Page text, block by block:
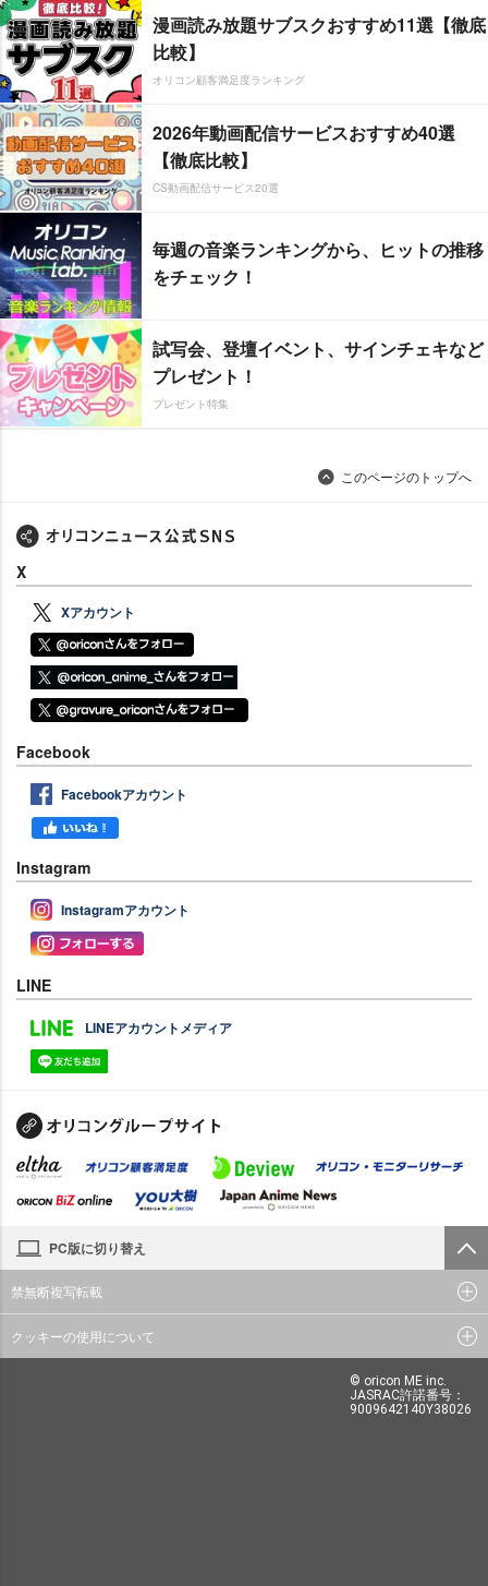
漫画読み放題サブスクおすすめ11選【徹底
比較】
オリコン顧客満足度ランキング
2026年動画配信サービスおすすめ40選
【徹底比較】
CS動画配信サービス20選
毎週の音楽ランキングから、ヒットの推移
をチェック！
試写会、登壇イベント、サインチェキなど
プレゼント！
プレゼント特集
このページのトップへ
X
Xアカウント
Facebook
Facebookアカウント
Instagram
Instagramアカウント
LINE
LINEアカウントメディア
PC版に切り替え
禁無断複写転載
クッキーの使用について
© oricon ME inc.
JASRAC許諾番号：
9009642140Y38026